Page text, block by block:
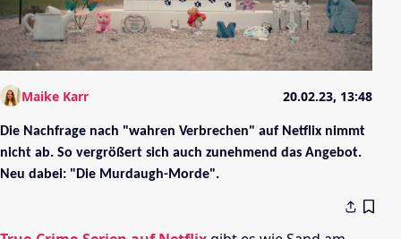
Maike Karr 20.02.23, 13:48
Die Nachfrage nach "wahren Verbrechen" auf Netflix nimmt
nicht ab. So vergrößert sich auch zunehmend das Angebot.
Neu dabei: "Die Murdaugh-Morde".